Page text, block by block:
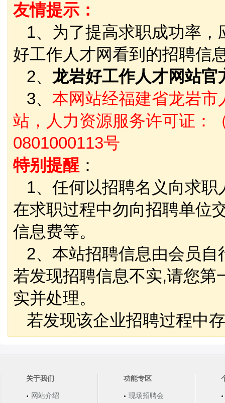
友情提示：
1、为了提高求职成功率，
好工作人才网看到的招聘信
2、 龙岩好工作人才网站
3、 本网站经福建省龙岩
站，人力资源服务许可证：
0801000113号
特别提醒 ：
1、任何以招聘名义向求职
在求职过程中勿向招聘单位
信息费等。
2、本站招聘信息由会员自
若发现招聘信息不实,请您第
实并处理。
若发现该企业招聘过程中
关于我们
网站介绍
功能专区
现场招聘会